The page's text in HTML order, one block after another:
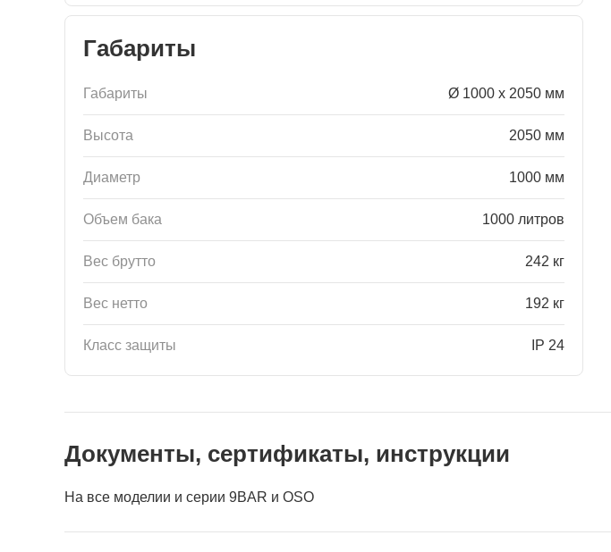
Габариты
Габариты Ø 1000 x 2050 мм
Высота 2050 мм
Диаметр 1000 мм
Объем бака 1000 литров
Вес брутто 242 кг
Вес нетто 192 кг
Класс защиты IP 24
Документы, сертификаты, инструкции
На все моделии и серии 9BAR и OSO